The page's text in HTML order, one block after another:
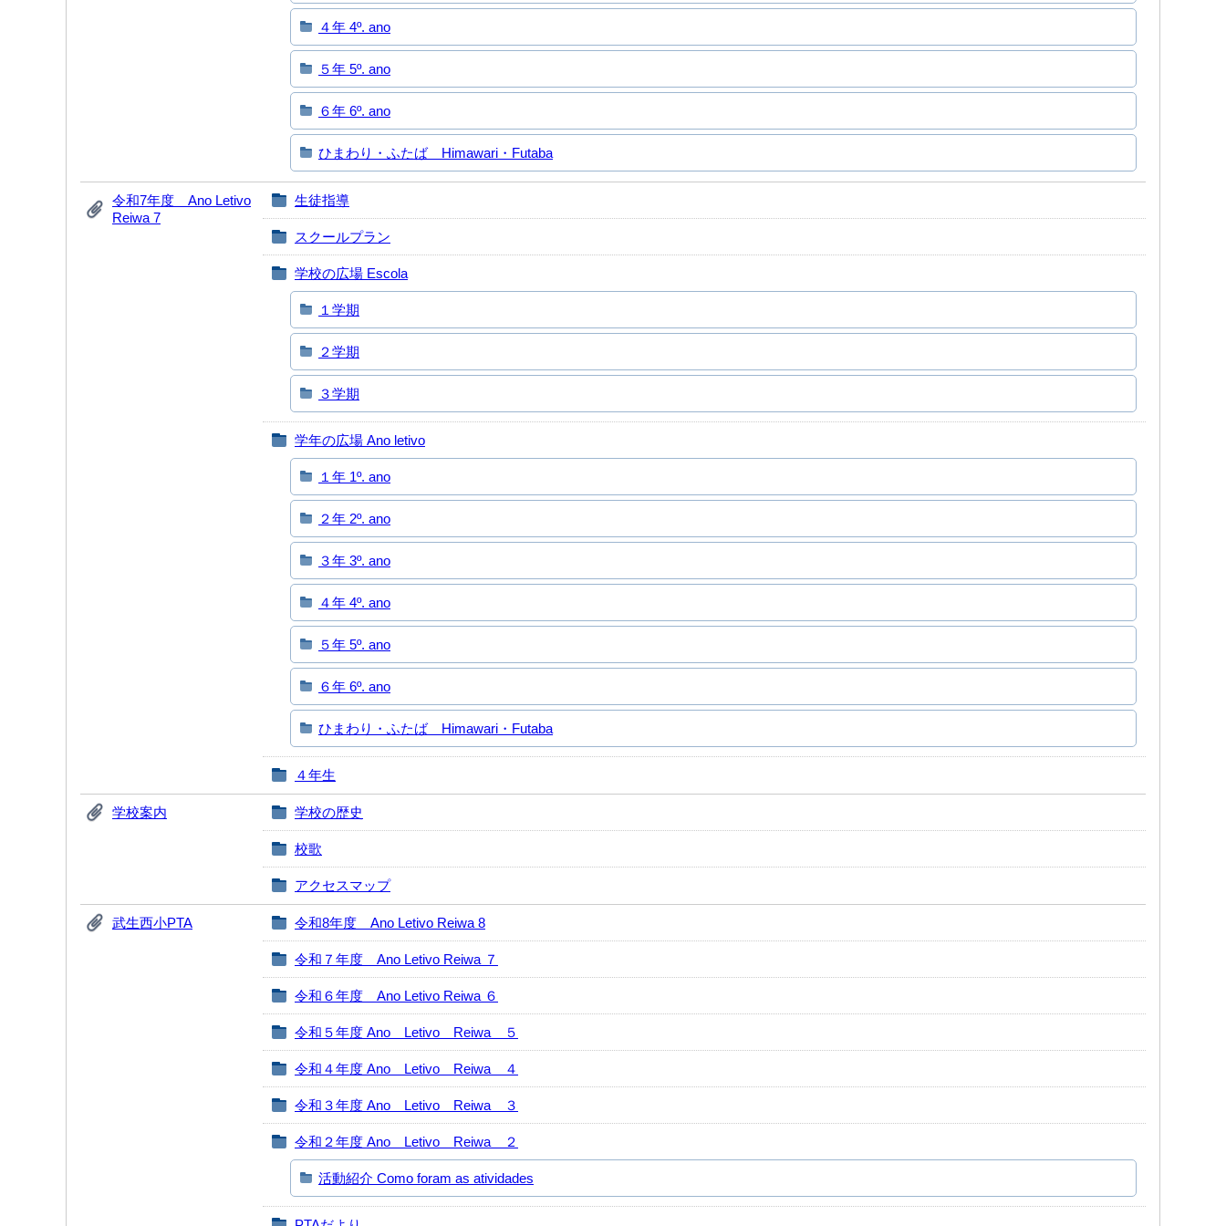
４年 4º. ano
５年 5º. ano
６年 6º. ano
ひまわり・ふたば Himawari・Futaba
令和7年度 Ano Letivo
Reiwa 7
生徒指導
スクールプラン
学校の広場 Escola
１学期
２学期
３学期
学年の広場 Ano letivo
１年 1º. ano
２年 2º. ano
３年 3º. ano
４年 4º. ano
５年 5º. ano
６年 6º. ano
ひまわり・ふたば Himawari・Futaba
４年生
学校案内 学校の歴史
校歌
アクセスマップ
武生西小PTA 令和8年度 Ano Letivo Reiwa 8
令和７年度 Ano Letivo Reiwa ７
令和６年度 Ano Letivo Reiwa ６
令和５年度 Ano Letivo Reiwa ５
令和４年度 Ano Letivo Reiwa ４
令和３年度 Ano Letivo Reiwa ３
令和２年度 Ano Letivo Reiwa ２
活動紹介 Como foram as atividades